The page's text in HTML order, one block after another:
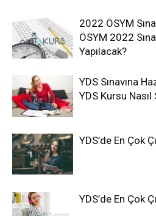
2022 ÖSYM
ÖSYM 2022
Yapılacak?
YDS Sınavına
YDS Kursu Nasıl
YDS’de En Çok
YDS’de En Çok